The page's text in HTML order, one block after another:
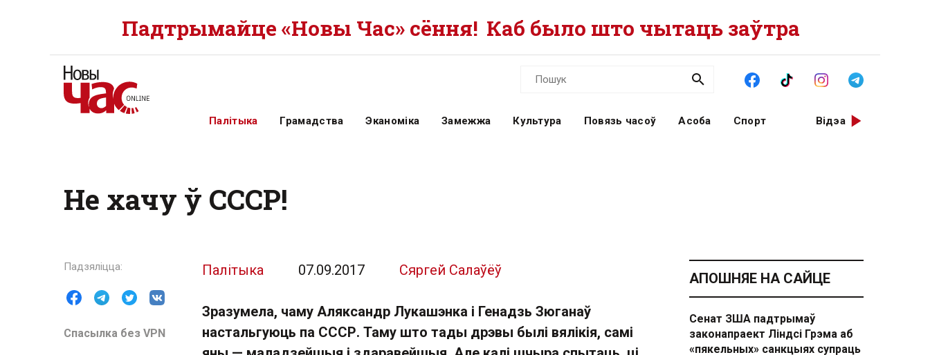
Падтрымайце «Новы Час» сёння! Каб было што чытаць заўтра
Палітыка Грамадства Эканоміка Замежжа Культура Повязь часоў Асоба Спорт Відэа
Не хачу ў СССР!
Спасылка без VPN
Палітыка 07.09.2017 Сяргей Салаўёў
Зразумела, чаму Аляксандр Лукашэнка і Генадзь Зюганаў
настальгуюць па СССР. Таму што тады дрэвы былі вялікія, самі
АПОШНЯЕ НА САЙЦЕ
Сенат ЗША падтрымаў
законапраект Ліндсі Грэма аб
«пякельных» санкцыях супраць